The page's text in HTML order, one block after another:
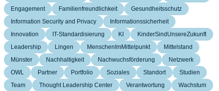
Engagement
Familienfreundlichkeit
Gesundheitsschutz
Information Security and Privacy
Informationssicherheit
Innovation
IT-Standardisierung KI
KinderSindUnsereZukunft
Leadership
Lingen MenschenImMittelpunkt
Mittelstand
Münster
Nachhaltigkeit Nachwuchsförderung
Netzwerk
OWL
Partner Portfolio Soziales Standort
Studien
Team
Thought Leadership Center Verantwortung
Wachstum